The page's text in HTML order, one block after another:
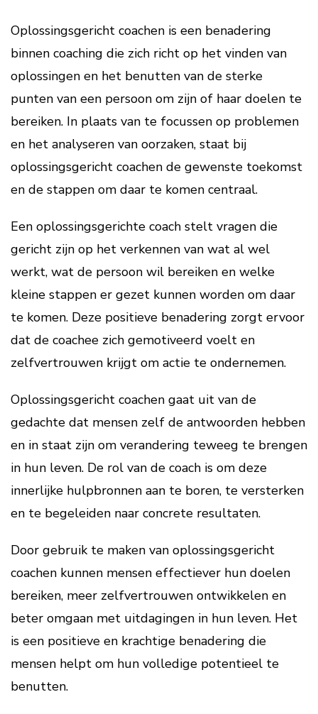
Oplossingsgericht coachen is een benadering
binnen coaching die zich richt op het vinden van
oplossingen en het benutten van de sterke
punten van een persoon om zijn of haar doelen te
bereiken. In plaats van te focussen op problemen
en het analyseren van oorzaken, staat bij
oplossingsgericht coachen de gewenste toekomst
en de stappen om daar te komen centraal.
Een oplossingsgerichte coach stelt vragen die
gericht zijn op het verkennen van wat al wel
werkt, wat de persoon wil bereiken en welke
kleine stappen er gezet kunnen worden om daar
te komen. Deze positieve benadering zorgt ervoor
dat de coachee zich gemotiveerd voelt en
zelfvertrouwen krijgt om actie te ondernemen.
Oplossingsgericht coachen gaat uit van de
gedachte dat mensen zelf de antwoorden hebben
en in staat zijn om verandering teweeg te brengen
in hun leven. De rol van de coach is om deze
innerlijke hulpbronnen aan te boren, te versterken
en te begeleiden naar concrete resultaten.
Door gebruik te maken van oplossingsgericht
coachen kunnen mensen effectiever hun doelen
bereiken, meer zelfvertrouwen ontwikkelen en
beter omgaan met uitdagingen in hun leven. Het
is een positieve en krachtige benadering die
mensen helpt om hun volledige potentieel te
benutten.